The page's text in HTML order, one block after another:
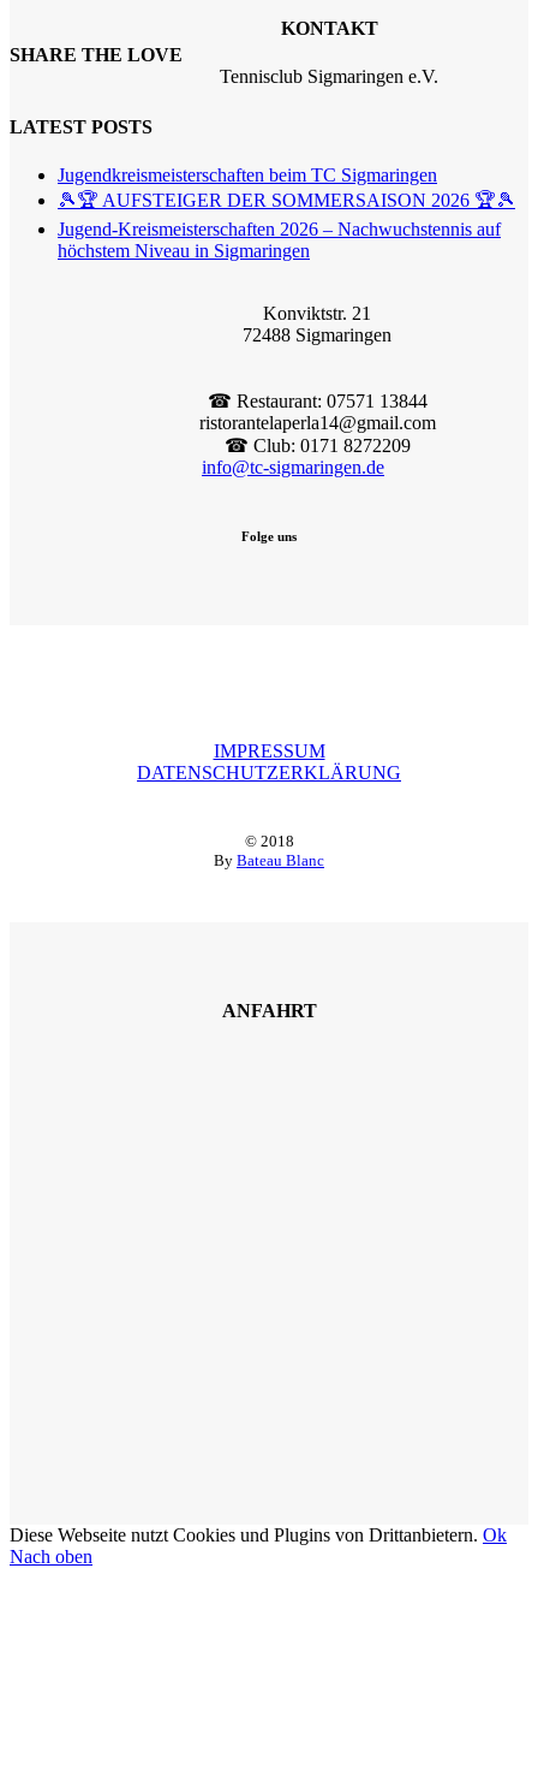
SHARE THE LOVE
LATEST POSTS
Jugendkreismeisterschaften beim TC Sigmaringen
🎾🏆 AUFSTEIGER DER SOMMERSAISON 2026 🏆🎾
Jugend-Kreismeisterschaften 2026 – Nachwuchstennis auf
höchstem Niveau in Sigmaringen
KONTAKT
Tennisclub Sigmaringen e.V.
Konviktstr. 21
72488 Sigmaringen
☎︎ Restaurant: 07571 13844
ristorantelaperla14@gmail.com
☎︎ Club: 0171 8272209
info@tc-sigmaringen.de
Folge uns
IMPRESSUM
DATENSCHUTZERKLÄRUNG
© 2018
By Bateau Blanc
ANFAHRT
Diese Webseite nutzt Cookies und Plugins von Drittanbietern. Ok
Nach oben